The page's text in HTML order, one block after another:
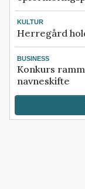
KULTUR
Herregård
BUSINESS
Konkurs
navneskifte